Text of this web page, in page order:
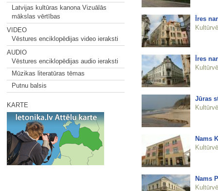
Latvijas kultūras kanona Vizuālās
mākslas vērtības
VIDEO
Vēstures enciklopēdijas video ieraksti
AUDIO
Vēstures enciklopēdijas audio ieraksti
Mūzikas literatūras tēmas
Putnu balsis
KARTE
Īres
Īres
Jūras
Nams
Nams